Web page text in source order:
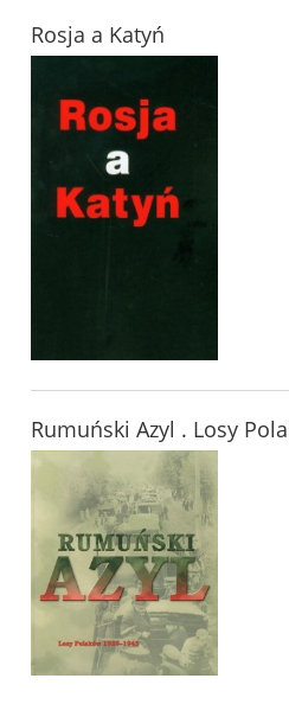
Rosja a Katyń
Rumuński Azyl . Losy